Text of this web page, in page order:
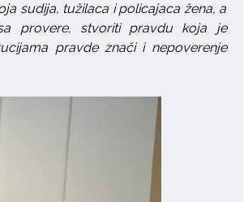
sudija, tužilaca i policajaca žena, a
provere, stvoriti pravdu koja je
pravde znači i nepoverenje